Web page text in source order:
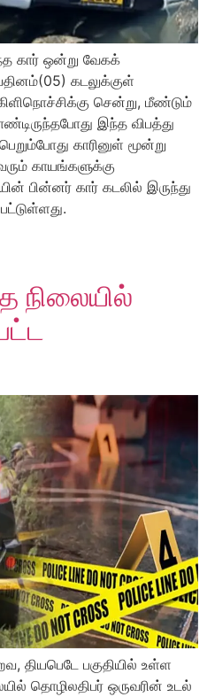
கார் ஒன்று வேகக்
கடலுக்குள்
சென்று, மீண்டும்
இந்த விபத்து
காரினுள் மூன்று
காயங்களுக்கு
பின்னர் கார் கடலில் இருந்து
நிலையில்
தியபெடே பகுதியில் உள்ள
தொழிலதிபர் ஒருவரின் உடல்